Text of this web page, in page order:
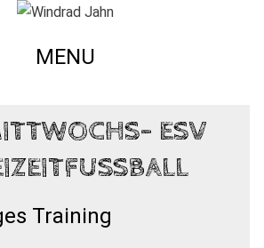
MENU
ESV
Training